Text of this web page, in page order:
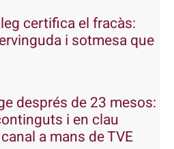
certifica el fracàs:
i sotmesa que
després de 23 mesos:
i en clau
a mans de TVE